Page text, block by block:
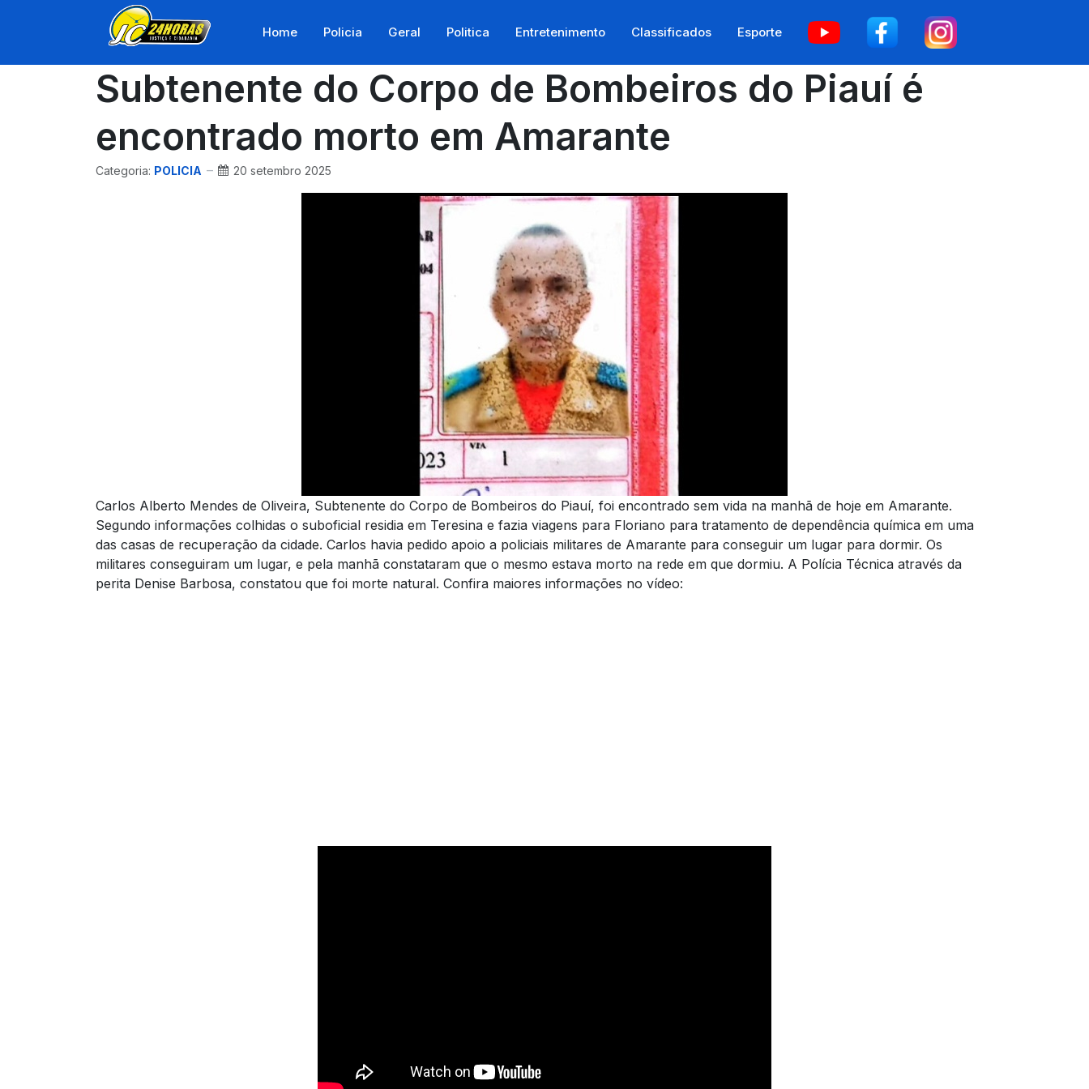
Home Policia Geral Politica Entretenimento Classificados Esporte
Subtenente do Corpo de Bombeiros do Piauí é
encontrado morto em Amarante
Categoria: POLICIA 20 setembro 2025
Carlos Alberto Mendes de Oliveira, Subtenente do Corpo de Bombeiros do Piauí, foi encontrado sem vida na manhã de hoje em Amarante.
Segundo informações colhidas o suboficial residia em Teresina e fazia viagens para Floriano para tratamento de dependência química em uma
das casas de recuperação da cidade. Carlos havia pedido apoio a policiais militares de Amarante para conseguir um lugar para dormir. Os
militares conseguiram um lugar, e pela manhã constataram que o mesmo estava morto na rede em que dormiu. A Polícia Técnica através da
perita Denise Barbosa, constatou que foi morte natural. Confira maiores informações no vídeo: